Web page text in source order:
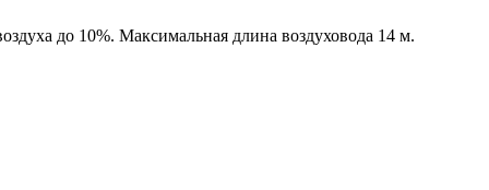
до 10%. Максимальная длина воздуховода 14 м.